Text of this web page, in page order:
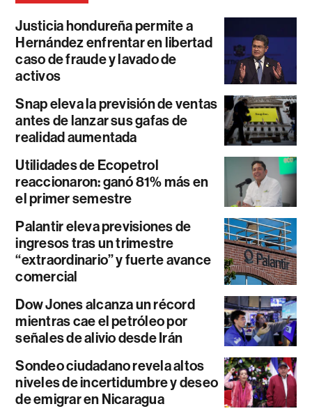
Justicia hondureña permite a
Hernández enfrentar en libertad
caso de fraude y lavado de
activos
Snap eleva la previsión de ventas
antes de lanzar sus gafas de
realidad aumentada
Utilidades de Ecopetrol
reaccionaron: ganó 81% más en
el primer semestre
Palantir eleva previsiones de
ingresos tras un trimestre
“extraordinario” y fuerte avance
comercial
Dow Jones alcanza un récord
mientras cae el petróleo por
señales de alivio desde Irán
Sondeo ciudadano revela altos
niveles de incertidumbre y deseo
de emigrar en Nicaragua